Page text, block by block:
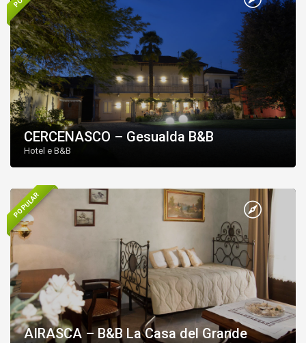
CERCENASCO – Gesualda B&B
Hotel e B&B
MORETTA – Camere Italia sas
POPULAR
AIRASCA – B&B La Casa del Grande